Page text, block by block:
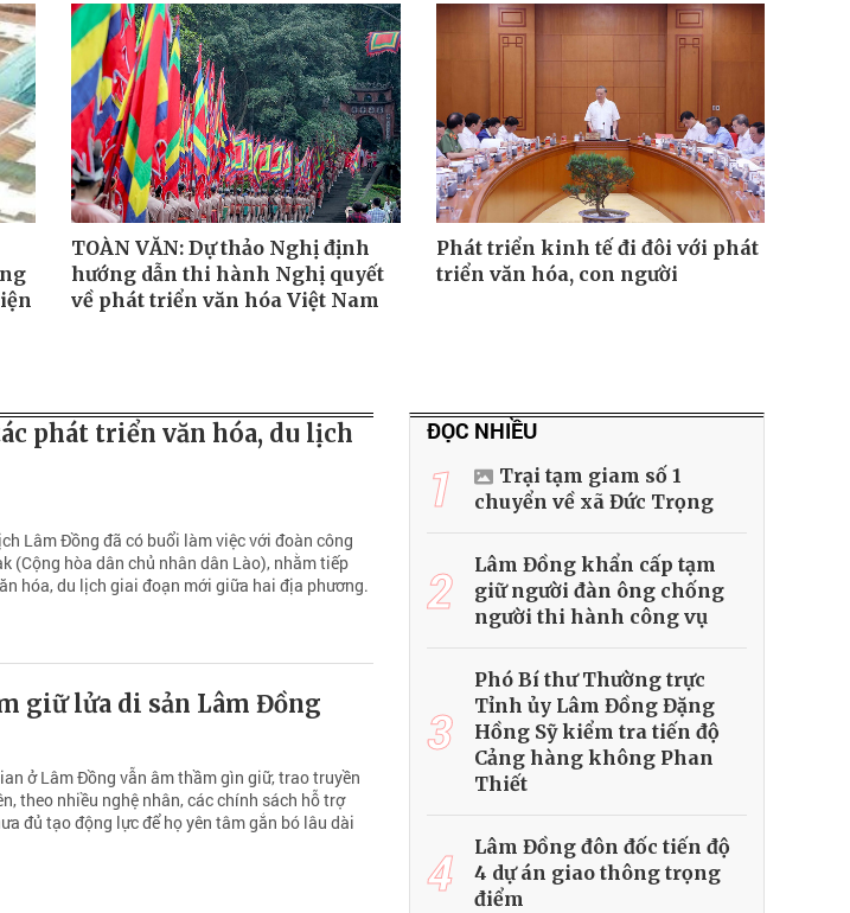
TOÀN VĂN: Dự thảo Nghị định
hướng dẫn thi hành Nghị quyết
về phát triển văn hóa Việt Nam
Phát triển kinh tế đi đôi với phát
triển văn hóa, con người
phát triển văn hóa, du lịch
Lâm Đồng đã có buổi làm việc với đoàn công
(Cộng hòa dân chủ nhân dân Lào), nhằm tiếp
hóa, du lịch giai đoạn mới giữa hai địa phương.
giữ lửa di sản Lâm Đồng
ở Lâm Đồng vẫn âm thầm gìn giữ, trao truyền
theo nhiều nghệ nhân, các chính sách hỗ trợ
đủ tạo động lực để họ yên tâm gắn bó lâu dài
ĐỌC NHIỀU
1
Trại tạm giam số 1
chuyển về xã Đức Trọng
2
Lâm Đồng khẩn cấp tạm
giữ người đàn ông chống
người thi hành công vụ
3
Phó Bí thư Thường trực
Tỉnh ủy Lâm Đồng Đặng
Hồng Sỹ kiểm tra tiến độ
Cảng hàng không Phan
Thiết
4
Lâm Đồng đôn đốc tiến độ
4 dự án giao thông trọng
điểm